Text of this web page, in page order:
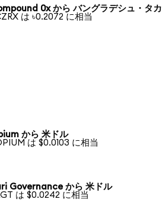
0x から バングラデシュ・タカ
は ৳0.2072 に相当
から 米ドル
は $0.0103 に相当
Governance から 米ドル
は $0.0242 に相当